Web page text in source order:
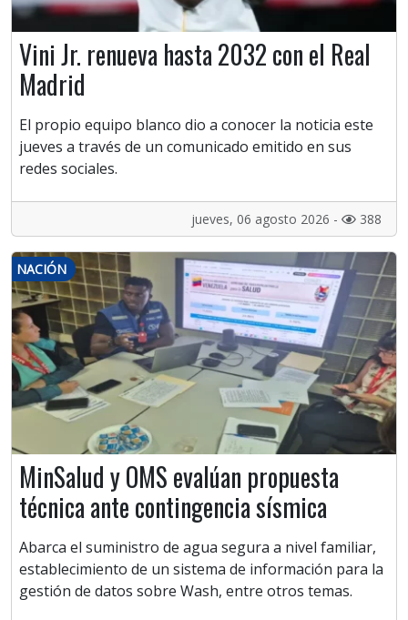
Vini Jr. renueva hasta 2032 con el Real
Madrid
El propio equipo blanco dio a conocer la noticia este
jueves a través de un comunicado emitido en sus
redes sociales.
jueves, 06 agosto 2026 - 388
NACIÓN
MinSalud y OMS evalúan propuesta
técnica ante contingencia sísmica
Abarca el suministro de agua segura a nivel familiar,
establecimiento de un sistema de información para la
gestión de datos sobre Wash, entre otros temas.